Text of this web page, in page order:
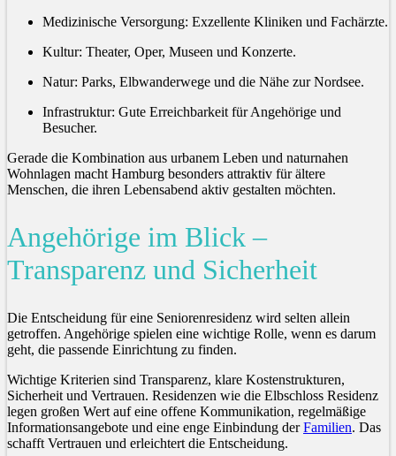
Medizinische Versorgung: Exzellente Kliniken und Fachärzte.
Kultur: Theater, Oper, Museen und Konzerte.
Natur: Parks, Elbwanderwege und die Nähe zur Nordsee.
Infrastruktur: Gute Erreichbarkeit für Angehörige und
Besucher.
Gerade die Kombination aus urbanem Leben und naturnahen
Wohnlagen macht Hamburg besonders attraktiv für ältere
Menschen, die ihren Lebensabend aktiv gestalten möchten.
Angehörige im Blick –
Transparenz und Sicherheit
Die Entscheidung für eine Seniorenresidenz wird selten allein
getroffen. Angehörige spielen eine wichtige Rolle, wenn es darum
geht, die passende Einrichtung zu finden.
Wichtige Kriterien sind Transparenz, klare Kostenstrukturen,
Sicherheit und Vertrauen. Residenzen wie die Elbschloss Residenz
legen großen Wert auf eine offene Kommunikation, regelmäßige
Informationsangebote und eine enge Einbindung derFamilien. Das
schafft Vertrauen und erleichtert die Entscheidung.